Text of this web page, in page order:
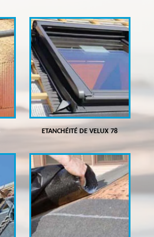
ETANCHÉITÉ DE VELUX 78